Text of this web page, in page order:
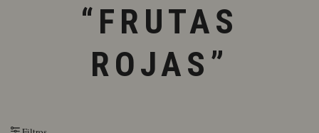
“FRUTAS
ROJAS”